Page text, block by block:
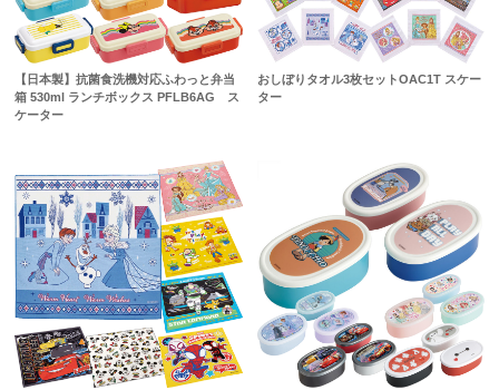
【日本製】抗菌食洗機対応ふわっと弁当
箱 530ml ランチボックス PFLB6AG ス
ケーター
おしぼりタオル3枚セットOAC1T スケー
ター